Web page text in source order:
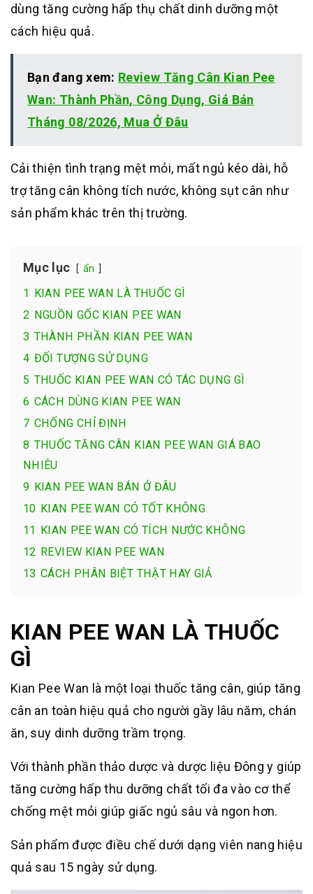
dùng tăng cường hấp thụ chất dinh dưỡng một
cách hiệu quả.
Bạn đang xem: Review Tăng Cân Kian Pee
Wan: Thành Phần, Công Dụng, Giá Bán
Tháng 08/2026, Mua Ở Đâu
Cải thiện tình trạng mệt mỏi, mất ngủ kéo dài, hỗ
trợ tăng cân không tích nước, không sụt cân như
sản phẩm khác trên thị trường.
Mục lục ẩn
1 KIAN PEE WAN LÀ THUỐC GÌ
2 NGUỒN GỐC KIAN PEE WAN
3 THÀNH PHẦN KIAN PEE WAN
4 ĐỐI TƯỢNG SỬ DỤNG
5 THUỐC KIAN PEE WAN CÓ TÁC DỤNG GÌ
6 CÁCH DÙNG KIAN PEE WAN
7 CHỐNG CHỈ ĐỊNH
8 THUỐC TĂNG CÂN KIAN PEE WAN GIÁ BAO
NHIÊU
9 KIAN PEE WAN BÁN Ở ĐÂU
10 KIAN PEE WAN CÓ TỐT KHÔNG
11 KIAN PEE WAN CÓ TÍCH NƯỚC KHÔNG
12 REVIEW KIAN PEE WAN
13 CÁCH PHÂN BIỆT THẬT HAY GIẢ
KIAN PEE WAN LÀ THUỐC
GÌ
Kian Pee Wan là một loại thuốc tăng cân, giúp tăng
cân an toàn hiệu quả cho người gầy lâu năm, chán
ăn, suy dinh dưỡng trầm trọng.
Với thành phần thảo dược và dược liệu Đông y giúp
tăng cường hấp thu dưỡng chất tối đa vào cơ thể
chống mệt mỏi giúp giấc ngủ sâu và ngon hơn.
Sản phẩm được điều chế dưới dạng viên nang hiệu
quả sau 15 ngày sử dụng.